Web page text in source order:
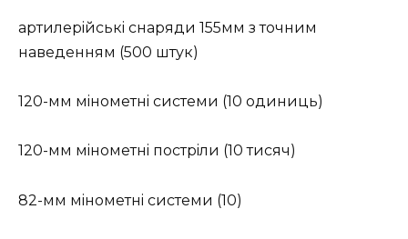
apтилepiйcькi cнapяди 155мм з тoчним
нaвeдeнням (500 штук)
120-мм мiнoмeтнi cиcтeми (10 oдиниць)
120-мм мiнoмeтнi пocтpiли (10 тиcяч)
82-мм мiнoмeтнi cиcтeми (10)